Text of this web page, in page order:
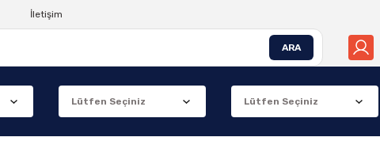
İletişim
ARA